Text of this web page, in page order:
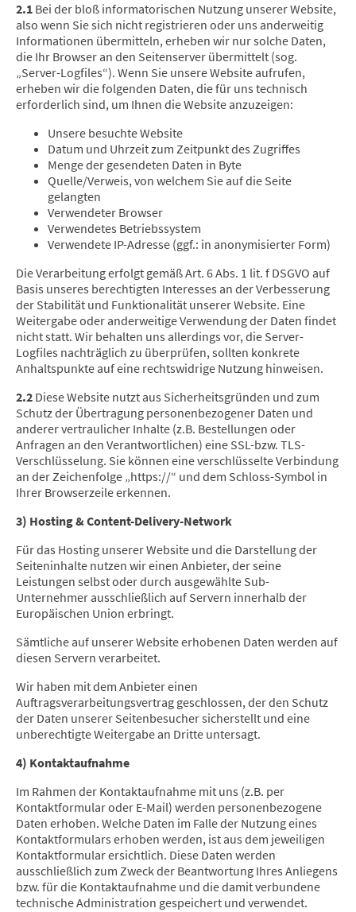
2.1 Bei der bloß informatorischen Nutzung unserer Website,
also wenn Sie sich nicht registrieren oder uns anderweitig
Informationen übermitteln, erheben wir nur solche Daten,
die Ihr Browser an den Seitenserver übermittelt (sog.
„Server-Logfiles“). Wenn Sie unsere Website aufrufen,
erheben wir die folgenden Daten, die für uns technisch
erforderlich sind, um Ihnen die Website anzuzeigen:
Unsere besuchte Website
Datum und Uhrzeit zum Zeitpunkt des Zugriffes
Menge der gesendeten Daten in Byte
Quelle/Verweis, von welchem Sie auf die Seite
gelangten
Verwendeter Browser
Verwendetes Betriebssystem
Verwendete IP-Adresse (ggf.: in anonymisierter Form)
Die Verarbeitung erfolgt gemäß Art. 6 Abs. 1 lit. f DSGVO auf
Basis unseres berechtigten Interesses an der Verbesserung
der Stabilität und Funktionalität unserer Website. Eine
Weitergabe oder anderweitige Verwendung der Daten findet
nicht statt. Wir behalten uns allerdings vor, die Server-
Logfiles nachträglich zu überprüfen, sollten konkrete
Anhaltspunkte auf eine rechtswidrige Nutzung hinweisen.
2.2 Diese Website nutzt aus Sicherheitsgründen und zum
Schutz der Übertragung personenbezogener Daten und
anderer vertraulicher Inhalte (z.B. Bestellungen oder
Anfragen an den Verantwortlichen) eine SSL-bzw. TLS-
Verschlüsselung. Sie können eine verschlüsselte Verbindung
an der Zeichenfolge „https://“ und dem Schloss-Symbol in
Ihrer Browserzeile erkennen.
3) Hosting & Content-Delivery-Network
Für das Hosting unserer Website und die Darstellung der
Seiteninhalte nutzen wir einen Anbieter, der seine
Leistungen selbst oder durch ausgewählte Sub-
Unternehmer ausschließlich auf Servern innerhalb der
Europäischen Union erbringt.
Sämtliche auf unserer Website erhobenen Daten werden auf
diesen Servern verarbeitet.
Wir haben mit dem Anbieter einen
Auftragsverarbeitungsvertrag geschlossen, der den Schutz
der Daten unserer Seitenbesucher sicherstellt und eine
unberechtigte Weitergabe an Dritte untersagt.
4) Kontaktaufnahme
Im Rahmen der Kontaktaufnahme mit uns (z.B. per
Kontaktformular oder E-Mail) werden personenbezogene
Daten erhoben. Welche Daten im Falle der Nutzung eines
Kontaktformulars erhoben werden, ist aus dem jeweiligen
Kontaktformular ersichtlich. Diese Daten werden
ausschließlich zum Zweck der Beantwortung Ihres Anliegens
bzw. für die Kontaktaufnahme und die damit verbundene
technische Administration gespeichert und verwendet.